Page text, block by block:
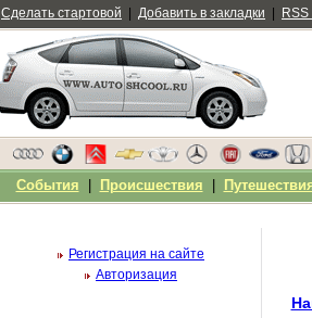
Регистрация на сайте
Авторизация
Сделать стартовой Добавить в закладки
События Происшествия